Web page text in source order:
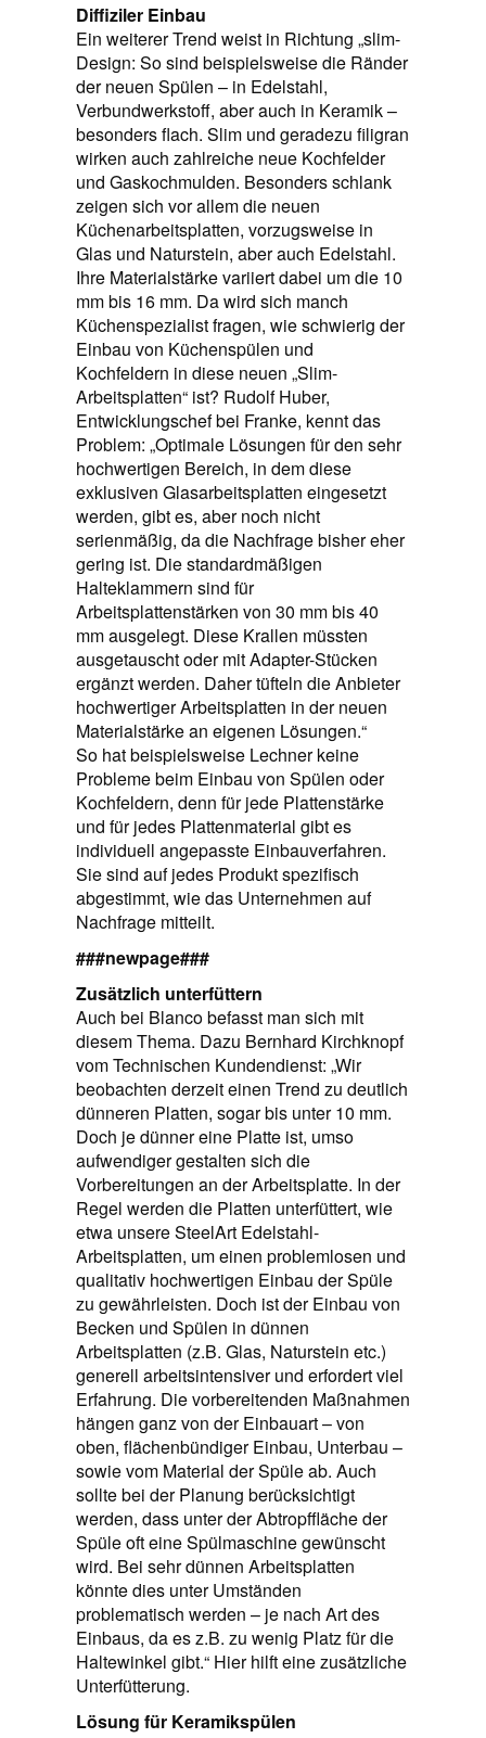
Diffiziler Einbau
Ein weiterer Trend weist in Richtung „slim-
Design: So sind beispielsweise die Ränder
der neuen Spülen – in Edelstahl,
Verbundwerkstoff, aber auch in Keramik –
besonders flach. Slim und geradezu filigran
wirken auch zahlreiche neue Kochfelder
und Gaskochmulden. Besonders schlank
zeigen sich vor allem die neuen
Küchenarbeitsplatten, vorzugsweise in
Glas und Naturstein, aber auch Edelstahl.
Ihre Materialstärke variiert dabei um die 10
mm bis 16 mm. Da wird sich manch
Küchenspezialist fragen, wie schwierig der
Einbau von Küchenspülen und
Kochfeldern in diese neuen „Slim-
Arbeitsplatten“ ist? Rudolf Huber,
Entwicklungschef bei Franke, kennt das
Problem: „Optimale Lösungen für den sehr
hochwertigen Bereich, in dem diese
exklusiven Glasarbeitsplatten eingesetzt
werden, gibt es, aber noch nicht
serienmäßig, da die Nachfrage bisher eher
gering ist. Die standardmäßigen
Halteklammern sind für
Arbeitsplattenstärken von 30 mm bis 40
mm ausgelegt. Diese Krallen müssten
ausgetauscht oder mit Adapter-Stücken
ergänzt werden. Daher tüfteln die Anbieter
hochwertiger Arbeitsplatten in der neuen
Materialstärke an eigenen Lösungen.“
So hat beispielsweise Lechner keine
Probleme beim Einbau von Spülen oder
Kochfeldern, denn für jede Plattenstärke
und für jedes Plattenmaterial gibt es
individuell angepasste Einbauverfahren.
Sie sind auf jedes Produkt spezifisch
abgestimmt, wie das Unternehmen auf
Nachfrage mitteilt.
###newpage###
Zusätzlich unterfüttern
Auch bei Blanco befasst man sich mit
diesem Thema. Dazu Bernhard Kirchknopf
vom Technischen Kundendienst: „Wir
beobachten derzeit einen Trend zu deutlich
dünneren Platten, sogar bis unter 10 mm.
Doch je dünner eine Platte ist, umso
aufwendiger gestalten sich die
Vorbereitungen an der Arbeitsplatte. In der
Regel werden die Platten unterfüttert, wie
etwa unsere SteelArt Edelstahl-
Arbeitsplatten, um einen problemlosen und
qualitativ hochwertigen Einbau der Spüle
zu gewährleisten. Doch ist der Einbau von
Becken und Spülen in dünnen
Arbeitsplatten (z.B. Glas, Naturstein etc.)
generell arbeitsintensiver und erfordert viel
Erfahrung. Die vorbereitenden Maßnahmen
hängen ganz von der Einbauart – von
oben, flächenbündiger Einbau, Unterbau –
sowie vom Material der Spüle ab. Auch
sollte bei der Planung berücksichtigt
werden, dass unter der Abtropffläche der
Spüle oft eine Spülmaschine gewünscht
wird. Bei sehr dünnen Arbeitsplatten
könnte dies unter Umständen
problematisch werden – je nach Art des
Einbaus, da es z.B. zu wenig Platz für die
Haltewinkel gibt.“ Hier hilft eine zusätzliche
Unterfütterung.
Lösung für Keramikspülen